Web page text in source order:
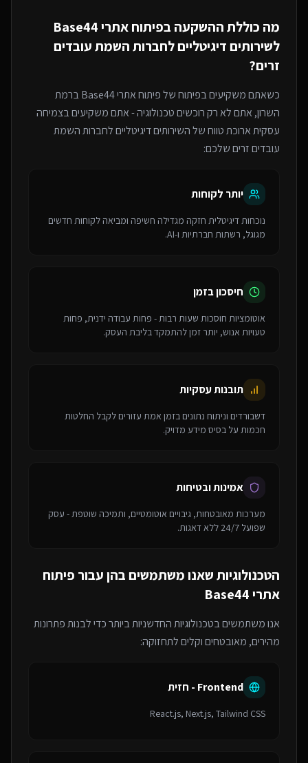
מה כוללת ההשקעה בפיתוח אתרי Base44
לשירותים דיגיטליים לחברות השמת עובדים
זרים?
כשאתם משקיעים בפיתוח שלפיתוח אתרי Base44
ברמת
השרון, אתם לא רק רוכשים טכנולוגיה - אתם משקיעים בצמיחה
עסקית ארוכת טווח של השירותים דיגיטליים לחברות השמת
עובדים זריםשלכם:
יותר לקוחות
נוכחות דיגיטלית חזקה מגדילה חשיפה ומביאה לקוחות חדשים
מגוגל, רשתות חברתיות ו-AI.
חיסכון בזמן
אוטומציות חוסכות שעות רבות - פחות עבודה ידנית, פחות
טעויות אנוש, יותר זמן להתמקד בליבת העסק.
תובנות עסקיות
דשבורדים וניתוח נתונים בזמן אמת עזורים לקבל החלטות
חכמות על בסיס מידע מדויק.
אמינות ובטיחות
מערכות מאובטחות, גיבויים אוטומטיים, ותמיכה שוטפת - עסק
שפועל 24/7 ללא דאגות.
הטכנולוגיות שאנו משתמשים בהן עבור פיתוח
אתרי Base44
אנו משתמשים בטכנולוגיות החדשניות ביותר כדי לבנות פתרונות
מהירים, מאובטחים וקלים לתחזוקה:
Frontend - חזית
React.js, Next.js, Tailwind CSS